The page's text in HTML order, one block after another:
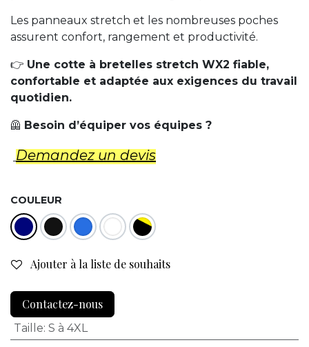
Les panneaux stretch et les nombreuses poches
assurent confort, rangement et productivité.
👉 Une cotte à bretelles stretch WX2 fiable,
confortable et adaptée aux exigences du travail
quotidien.
🦺 Besoin d’équiper vos équipes ?
Demandez un d​evis
COULEUR
Ajouter à la liste de souhaits
Contactez-nous
Taille: S à 4XL